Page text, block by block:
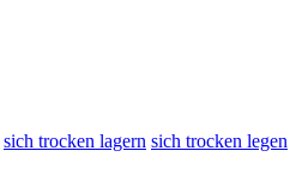
sich trocken lagern sich trocken legen